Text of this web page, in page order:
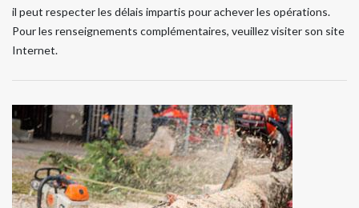
il peut respecter les délais impartis pour achever les opérations.
Pour les renseignements complémentaires, veuillez visiter son site
Internet.